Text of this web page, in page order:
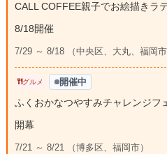
CALL COFFEE親子でお絵描きラ
8/18開催
7/29 ～ 8/18 （中央区、大丸、福岡市
グルメ 開催中
ふくおかなつやすみチャレンジフ
開幕
7/21 ～ 8/21 （博多区、福岡市）